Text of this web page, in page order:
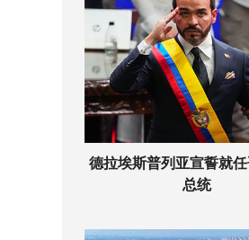
德拉埃斯普列亚宣誓就
总统